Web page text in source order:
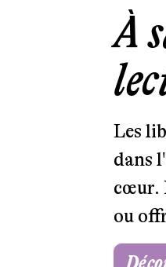
À
Les
dans
cœur.
ou